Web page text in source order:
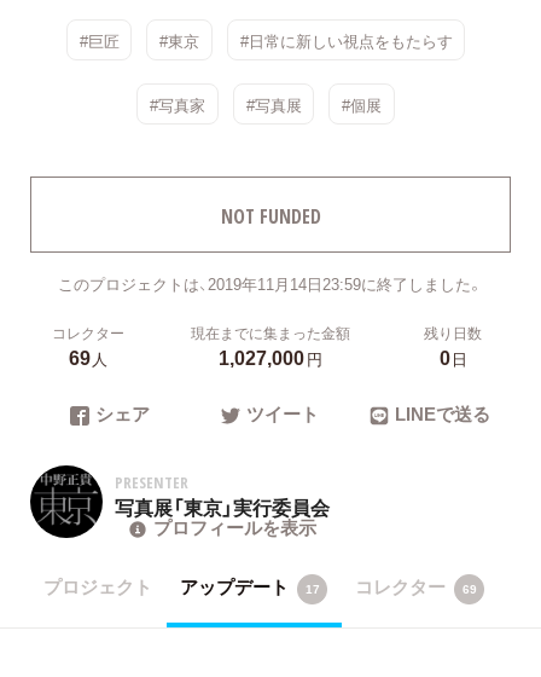
#巨匠 #東京 #日常に新しい視点をもたらす
#写真家 #写真展 #個展
NOT FUNDED
このプロジェクトは、2019年11月14日23:59に終了しました。
コレクター
69人
現在までに集まった金額
1,027,000円
残り日数
0日
シェア ツイート LINEで送る
PRESENTER
写真展「東京」実行委員会
プロフィールを表示
プロジェクト アップデート 17 コレクター 69